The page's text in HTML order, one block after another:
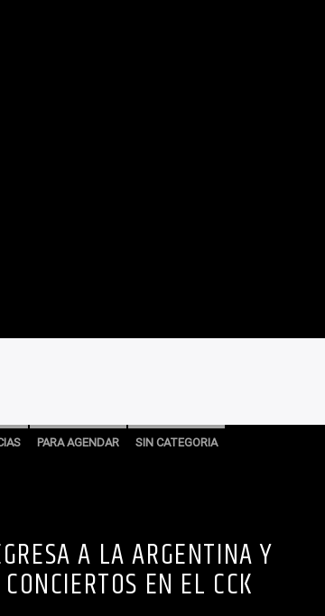
PARA AGENDAR SIN CATEGORIA
A LA ARGENTINA Y
EN EL CCK